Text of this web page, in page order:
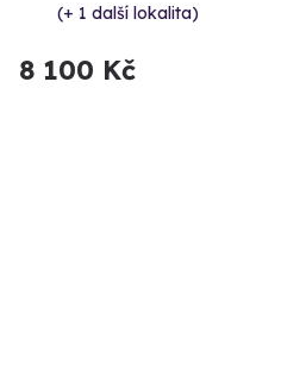
(+ 1 další lokalita)
8 100 Kč